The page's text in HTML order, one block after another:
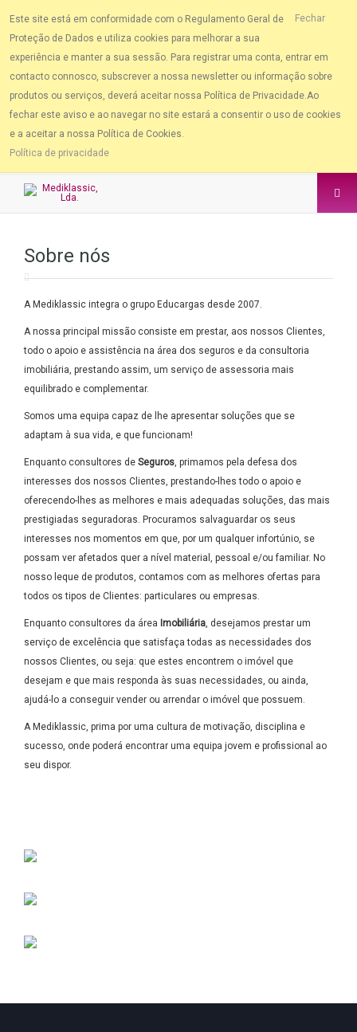
Fechar
Este site está em conformidade com o Regulamento Geral de
Proteção de Dados e utiliza cookies para melhorar a sua
experiência e manter a sua sessão. Para registrar uma conta, entrar em
contacto connosco, subscrever a nossa newsletter ou informação sobre
produtos ou serviços, deverá aceitar nossa Política de Privacidade.Ao
fechar este aviso e ao navegar no site estará a consentir o uso de cookies
e a aceitar a nossa Política de Cookies.
Política de privacidade
Sobre nós
A Mediklassic integra o grupo Educargas desde 2007.
A nossa principal missão consiste em prestar, aos nossos Clientes,
todo o apoio e assistência na área dos seguros e da consultoria
imobiliária, prestando assim, um serviço de assessoria mais
equilibrado e complementar.
Somos uma equipa capaz de lhe apresentar soluções que se
adaptam à sua vida, e que funcionam!
Enquanto consultores de Seguros, primamos pela defesa dos
interesses dos nossos Clientes, prestando-lhes todo o apoio e
oferecendo-lhes as melhores e mais adequadas soluções, das mais
prestigiadas seguradoras. Procuramos salvaguardar os seus
interesses nos momentos em que, por um qualquer infortúnio, se
possam ver afetados quer a nível material, pessoal e/ou familiar. No
nosso leque de produtos, contamos com as melhores ofertas para
todos os tipos de Clientes: particulares ou empresas.
Enquanto consultores da área Imobiliária, desejamos prestar um
serviço de excelência que satisfaça todas as necessidades dos
nossos Clientes, ou seja: que estes encontrem o imóvel que
desejam e que mais responda às suas necessidades, ou ainda,
ajudá-lo a conseguir vender ou arrendar o imóvel que possuem.
A Mediklassic, prima por uma cultura de motivação, disciplina e
sucesso, onde poderá encontrar uma equipa jovem e profissional ao
seu dispor.